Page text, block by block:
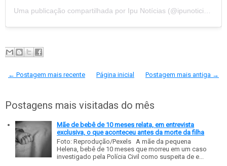
← Postagem mais recente Postagem mais antiga →
Página inicial
Postagens mais visitadas do mês
Mãe de bebê de 10 meses relata, em entrevista
exclusiva, o que aconteceu antes da morte da filha
Foto: Reprodução/Pexels A mãe da pequena
Helena, bebê de 10 meses que morreu em um caso
investigado pela Polícia Civil como suspeita de e...